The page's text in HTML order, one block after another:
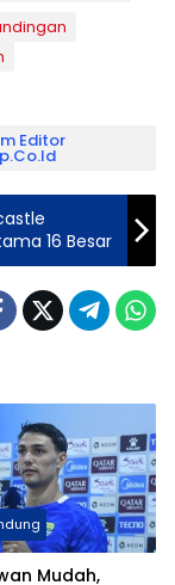
Editor
16 Besar
Mudah,